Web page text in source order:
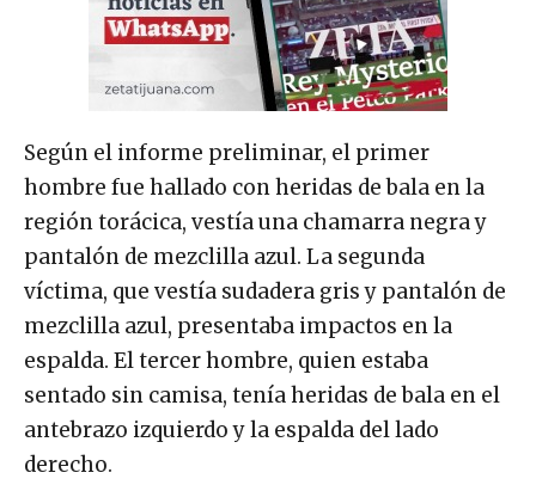
Según el informe preliminar, el primer
hombre fue hallado con heridas de bala en la
región torácica, vestía una chamarra negra y
pantalón de mezclilla azul. La segunda
víctima, que vestía sudadera gris y pantalón de
mezclilla azul, presentaba impactos en la
espalda. El tercer hombre, quien estaba
sentado sin camisa, tenía heridas de bala en el
antebrazo izquierdo y la espalda del lado
derecho.